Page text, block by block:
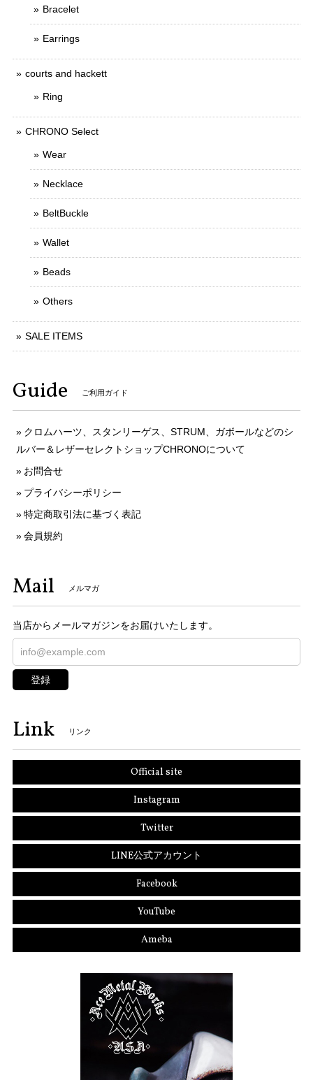
Bracelet
Earrings
courts and hackett
Ring
CHRONO Select
Wear
Necklace
BeltBuckle
Wallet
Beads
Others
SALE ITEMS
Guide ご利用ガイド
クロムハーツ、スタンリーゲス、STRUM、ガボールなどのシ
ルバー＆レザーセレクトショップCHRONOについて
お問合せ
プライバシーポリシー
特定商取引法に基づく表記
会員規約
Mail メルマガ
当店からメールマガジンをお届けいたします。
登録
Link リンク
Official site
Instagram
Twitter
LINE公式アカウント
Facebook
YouTube
Ameba